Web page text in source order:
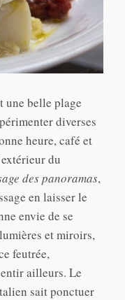
une belle plage
diverses
heure, café et
du
des panoramas,
en laisser le
envie de se
et miroirs,
feutrée,
ailleurs. Le
sait ponctuer